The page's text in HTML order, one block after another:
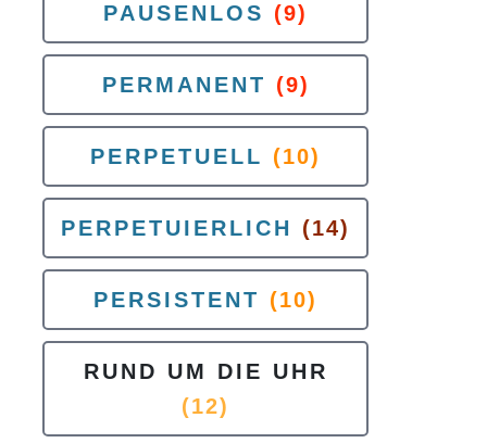
PAUSENLOS (9)
PERMANENT (9)
PERPETUELL (10)
PERPETUIERLICH (14)
PERSISTENT (10)
RUND UM DIE UHR
(12)